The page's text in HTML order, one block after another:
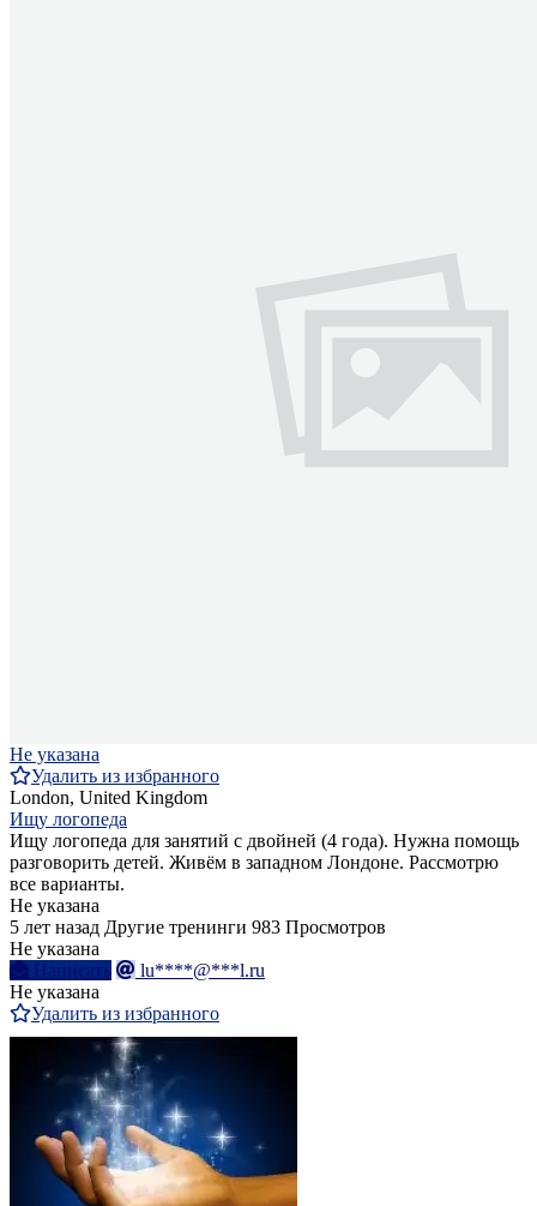
Не указана
Удалить из избранного
London, United Kingdom
Ищу логопеда
Ищу логопеда для занятий с двойней (4 года). Нужна помощь
разговорить детей. Живём в западном Лондоне. Рассмотрю
все варианты.
Не указана
5 лет назад Другие тренинги 983 Просмотров
Не указана
Написать
lu****@***l.ru
Не указана
Удалить из избранного